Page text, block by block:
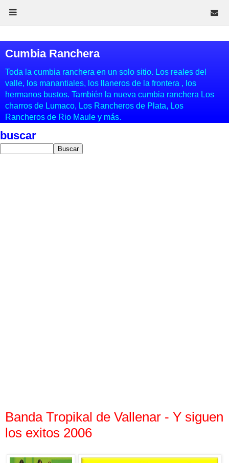
Cumbia Ranchera
Toda la cumbia ranchera en un solo sitio. Los reales del
valle, los manantiales, los llaneros de la frontera , los
hermanos bustos. También la nueva cumbia ranchera Los
charros de Lumaco, Los Rancheros de Plata, Los
Rancheros de Rio Maule y más.
buscar
Banda Tropikal de Vallenar - Y siguen
los exitos 2006